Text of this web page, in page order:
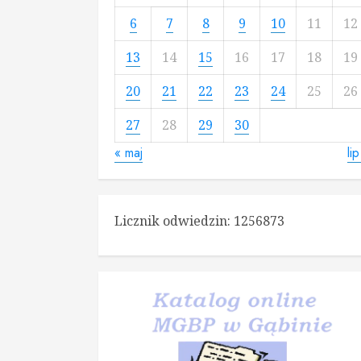
6 7 8 9 10 11
12
13
14 15 16 17 18
19
20
21 22 23 24 25
26
27
28 29 30
« maj
Licznik odwiedzin: 1256873